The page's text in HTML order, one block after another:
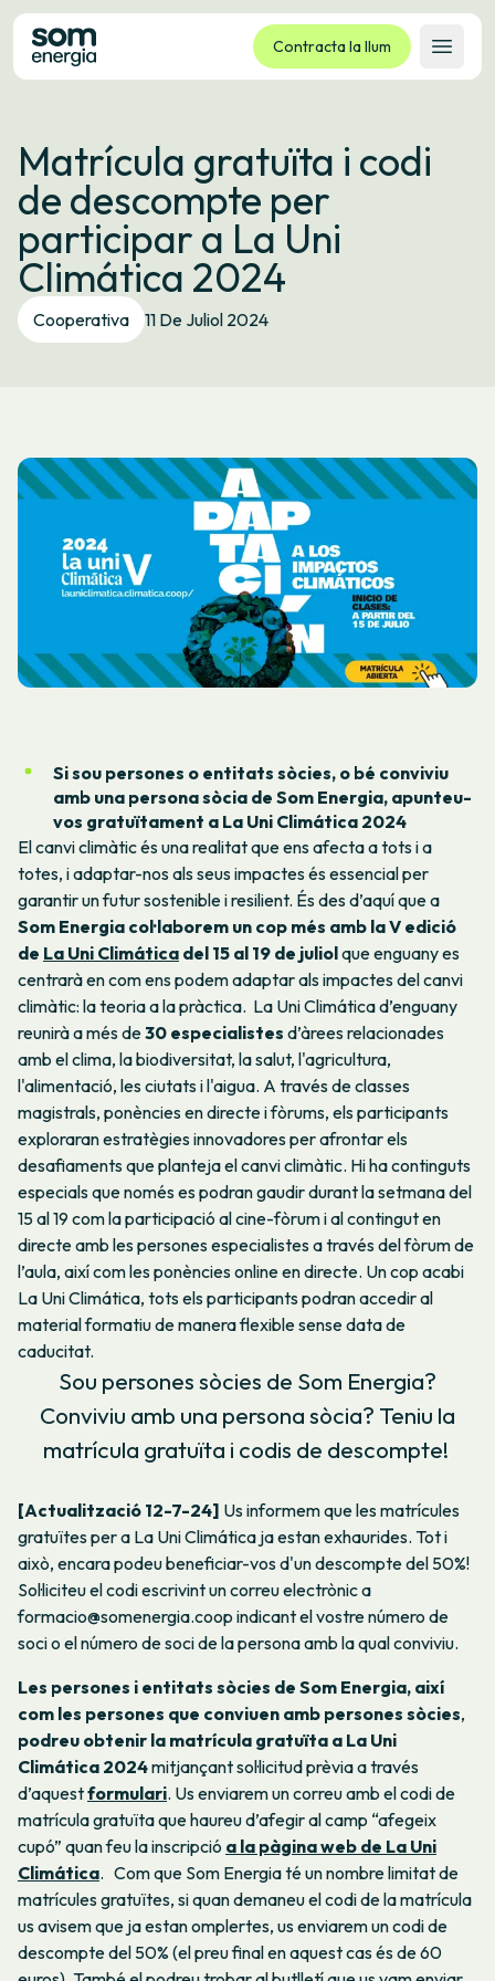
Contracta la llum
Obrir
Tarifes
Serveis
Empreses
La cooperativa
Contacte
Tràmits
Matrícula gratuïta i codi
de descompte per
participar a La Uni
Climática 2024
Cooperativa 11 De Juliol 2024
Si sou persones o entitats sòcies, o bé conviviu
amb una persona sòcia de Som Energia, apunteu-
vos gratuïtament a La Uni Climática 2024
El canvi climàtic és una realitat que ens afecta a tots i a
totes, i adaptar-nos als seus impactes és essencial per
garantir un futur sostenible i resilient. És des d’aquí que a
Som Energia col·laborem un cop més amb la V edició
de La Uni Climática del 15 al 19 de juliolque enguany es
centrarà en com ens podem adaptar als impactes del canvi
climàtic: la teoria a la pràctica. La Uni Climática d’enguany
reunirà a més de30 especialistes d’àrees relacionades
amb el clima, la biodiversitat, la salut, l'agricultura,
l'alimentació, les ciutats i l'aigua. A través de classes
magistrals, ponències en directe i fòrums, els participants
exploraran estratègies innovadores per afrontar els
desafiaments que planteja el canvi climàtic. Hi ha continguts
especials que només es podran gaudir durant la setmana del
15 al 19 com la participació al cine-fòrum i al contingut en
directe amb les persones especialistes a través del fòrum de
l’aula, així com les ponències online en directe. Un cop acabi
La Uni Climática, tots els participants podran accedir al
material formatiu de manera flexible sense data de
caducitat.
Sou persones sòcies de Som Energia?
Conviviu amb una persona sòcia? Teniu la
matrícula gratuïta i codis de descompte!
[Actualització 12-7-24] Us informem que les matrícules
gratuïtes per a La Uni Climática ja estan exhaurides. Tot i
això, encara podeu beneficiar-vos d'un descompte del 50%!
Sol·liciteu el codi escrivint un correu electrònic a
formacio@somenergia.coop indicant el vostre número de
soci o el número de soci de la persona amb la qual conviviu.
Les persones i entitats sòcies de Som Energia, així
com les persones que conviuen amb persones sòcies,
podreu obtenir la matrícula gratuïta a La Uni
Climática 2024mitjançant sol·licitud prèvia a través
d’aquestformulari. Us enviarem un correu amb el codi de
matrícula gratuïta que haureu d’afegir al camp “afegeix
cupó” quan feu la inscripció a la pàgina web de La Uni
Climática. Com que Som Energia té un nombre limitat de
matrícules gratuïtes, si quan demaneu el codi de la matrícula
us avisem que ja estan omplertes, us enviarem un codi de
descompte del 50% (el preu final en aquest cas és de 60